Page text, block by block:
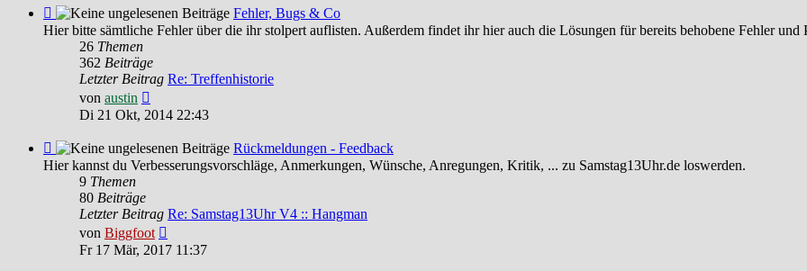
Feed
-
Fehler,
Bugs
Fehler, Bugs & Co
Hier bitte sämtliche Fehler über die ihr stolpert auflisten. Außerdem findet ihr hier auch die Lösungen für bereits behobene Fehler und
26 Themen
362 Beiträge
Letzter Beitrag Re: Treffenhistorie
von austin
Beitrag
Di 21 Okt, 2014 22:43
Feed
-
Rückmeldungen
Feedback
Rückmeldungen - Feedback
Hier kannst du Verbesserungsvorschläge, Anmerkungen, Wünsche, Anregungen, Kritik, ... zu Samstag13Uhr.de loswerden.
9 Themen
80 Beiträge
Letzter Beitrag Re: Samstag13Uhr V4 :: Hangman
von Biggfoot
Beitrag
Fr 17 Mär, 2017 11:37